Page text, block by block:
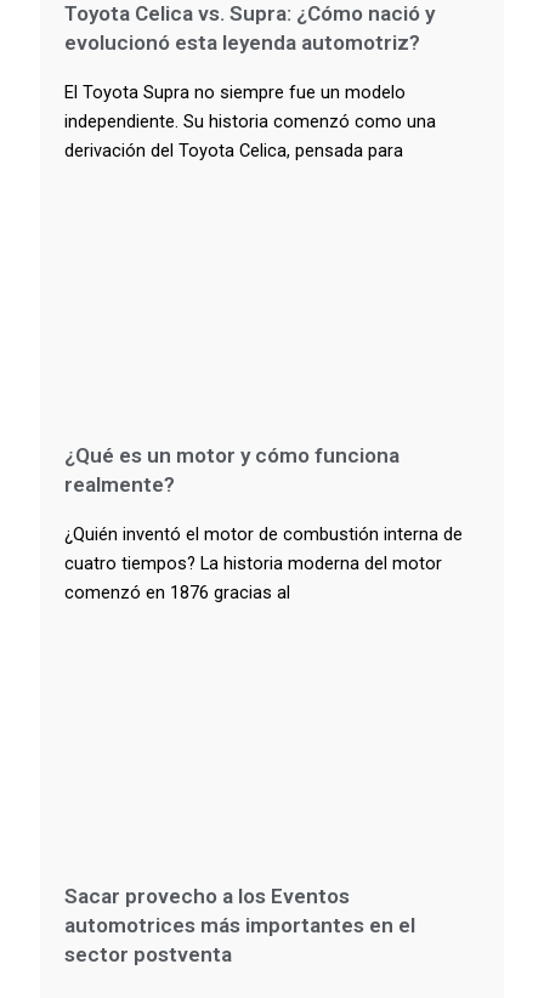
Toyota Celica vs. Supra: ¿Cómo nació y
evolucionó esta leyenda automotriz?
El Toyota Supra no siempre fue un modelo
independiente. Su historia comenzó como una
derivación del Toyota Celica, pensada para
¿Qué es un motor y cómo funciona
realmente?
¿Quién inventó el motor de combustión interna de
cuatro tiempos? La historia moderna del motor
comenzó en 1876 gracias al
Sacar provecho a los Eventos
automotrices más importantes en el
sector postventa